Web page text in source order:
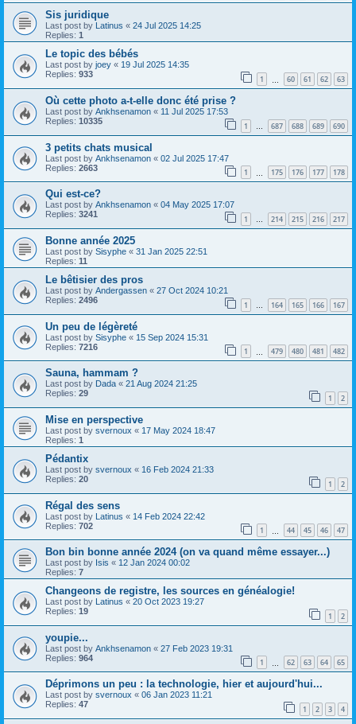
Sis juridique
Last post by Latinus « 24 Jul 2025 14:25
Replies: 1
Le topic des bébés
Last post by joey « 19 Jul 2025 14:35
Replies: 933 1 60 61 62 63
Où cette photo a-t-elle donc été prise ?
Last post by Ankhsenamon « 11 Jul 2025 17:53
Replies: 10335 1 … 687 688 689 690
3 petits chats musical
Last post by Ankhsenamon « 02 Jul 2025 17:47
Replies: 2663 1 175 176 177 178
Qui est-ce?
Last post by Ankhsenamon « 04 May 2025 17:07
Replies: 3241 1 … 214 215 216 217
Bonne année 2025
Last post by Sisyphe « 31 Jan 2025 22:51
Replies: 11
Le bêtisier des pros
Last post by Andergassen « 27 Oct 2024 10:21
Replies: 2496 1 … 164 165 166 167
Un peu de légèreté
Last post by Sisyphe « 15 Sep 2024 15:31
Replies: 7216 1 479 480 481 482
Sauna, hammam ?
Last post by Dada « 21 Aug 2024 21:25
Replies: 29 1 2
Mise en perspective
Last post by svernoux « 17 May 2024 18:47
Replies: 1
Pédantix
Last post by svernoux « 16 Feb 2024 21:33
Replies: 20 1 2
Régal des sens
Last post by Latinus « 14 Feb 2024 22:42
Replies: 702 1 44 45 46 47
Bon bin bonne année 2024 (on va quand même essayer...)
Last post by Isis « 12 Jan 2024 00:02
Replies: 7
Changeons de registre, les sources en généalogie!
Last post by Latinus « 20 Oct 2023 19:27
Replies: 19 1 2
youpie...
Last post by Ankhsenamon « 27 Feb 2023 19:31
Replies: 964 1 62 63 64 65
Déprimons un peu : la technologie, hier et aujourd'hui...
Last post by svernoux « 06 Jan 2023 11:21
Replies: 47 1 2 3 4